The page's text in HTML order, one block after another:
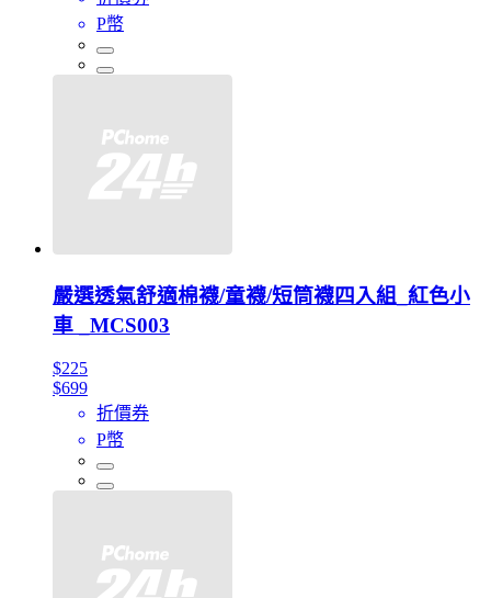
P幣
嚴選透氣舒適棉襪/童襪/短筒襪四入組_紅色小
車 _MCS003
$225
$699
折價券
P幣